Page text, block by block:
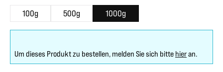
100g 500g 1000g
Um dieses Produkt zu bestellen, melden Sie sich bitte hieran.